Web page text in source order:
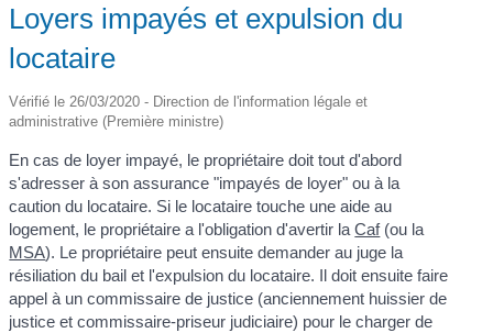
Loyers impayés et expulsion du
locataire
Vérifié le 26/03/2020 - Direction de l'information légale et
administrative (Première ministre)
En cas de loyer impayé, le propriétaire doit tout d'abord
s'adresser à son assurance "impayés de loyer" ou à la
caution du locataire. Si le locataire touche une aide au
logement, le propriétaire a l'obligation d'avertir laCaf(ou la
MSA). Le propriétaire peut ensuite demander au juge la
résiliation du bail et l'expulsion du locataire. Il doit ensuite faire
appel à un commissaire de justice (anciennement huissier de
justice et commissaire-priseur judiciaire) pour le charger de